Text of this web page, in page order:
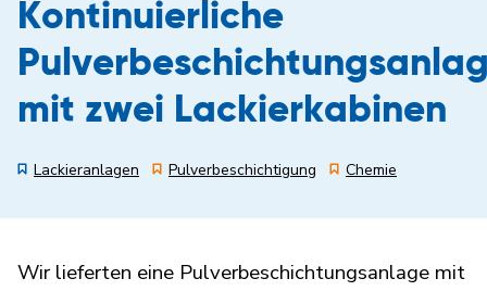
Kontinuierliche
mit zwei Lackierkabinen
Lackieranlagen Pulverbeschichtigung Chemie
Wir lieferten eine Pulverbeschichtungsanlage mit